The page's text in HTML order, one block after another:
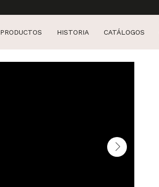
PRODUCTOS HISTORIA CATÁLOGOS